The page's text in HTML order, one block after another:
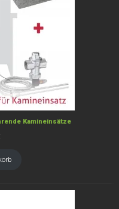
Kamineinsätze